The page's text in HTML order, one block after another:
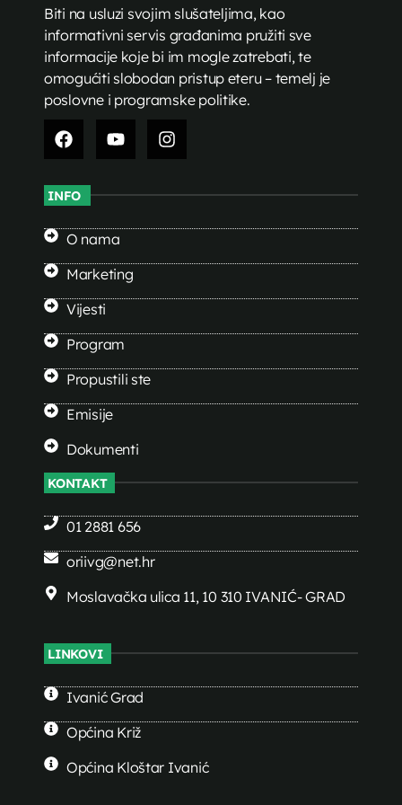
Biti na usluzi svojim slušateljima, kao
informativni servis građanima pružiti sve
informacije koje bi im mogle zatrebati, te
omogućiti slobodan pristup eteru – temelj je
poslovne i programske politike.
INFO
O nama
Marketing
Vijesti
Program
Propustili ste
Emisije
Dokumenti
KONTAKT
01 2881 656
oriivg@net.hr
Moslavačka ulica 11, 10 310 IVANIĆ- GRAD
LINKOVI
Ivanić Grad
Općina Križ
Općina Kloštar Ivanić